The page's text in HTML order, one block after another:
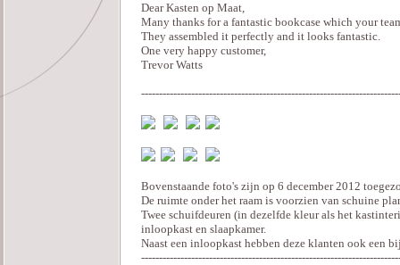
Dear Kasten op Maat,
Many thanks for a fantastic bookcase which your
They assembled it perfectly and it looks fantastic.
One very happy customer,
Trevor Watts
Bovenstaande foto's zijn op 6 december 2012
De ruimte onder het raam is voorzien van schuine
Twee schuifdeuren (in dezelfde kleur als het
inloopkast en slaapkamer.
Naast een inloopkast hebben deze klanten ook een